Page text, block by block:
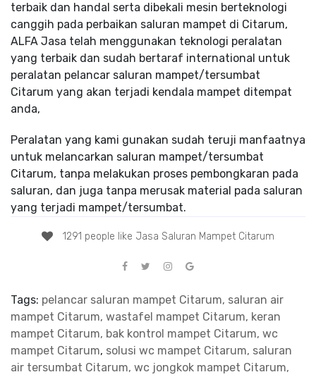
terbaik dan handal serta dibekali mesin berteknologi
canggih pada perbaikan saluran mampet di Citarum,
ALFA Jasa telah menggunakan teknologi peralatan
yang terbaik dan sudah bertaraf international untuk
peralatan pelancar saluran mampet/tersumbat
Citarum yang akan terjadi kendala mampet ditempat
anda,
Peralatan yang kami gunakan sudah teruji manfaatnya
untuk melancarkan saluran mampet/tersumbat
Citarum, tanpa melakukan proses pembongkaran pada
saluran, dan juga tanpa merusak material pada saluran
yang terjadi mampet/tersumbat.
1291 people like Jasa Saluran Mampet Citarum
Tags: pelancar saluran mampet Citarum, saluran air
mampet Citarum, wastafel mampet Citarum, keran
mampet Citarum, bak kontrol mampet Citarum, wc
mampet Citarum, solusi wc mampet Citarum, saluran
air tersumbat Citarum, wc jongkok mampet Citarum,